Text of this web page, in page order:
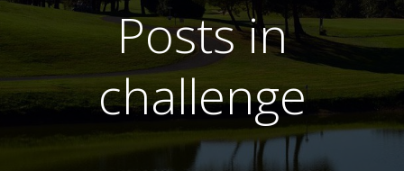
Posts in
challenge